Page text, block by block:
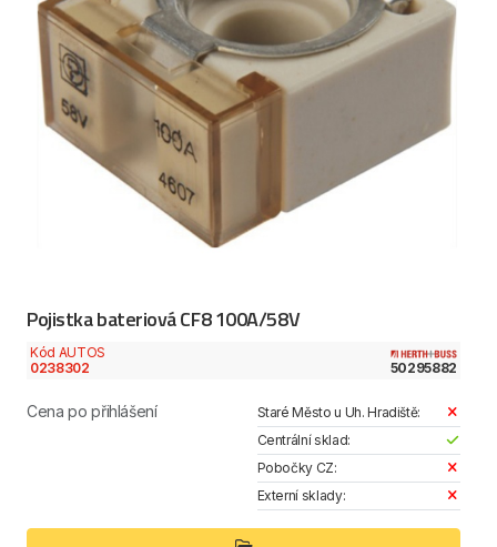
Pojistka bateriová CF8 100A/58V
Kód AUTOS
0238302
50295882
Cena po přihlášení
Staré Město u Uh. Hradiště:
Centrální sklad:
Pobočky CZ:
Externí sklady: